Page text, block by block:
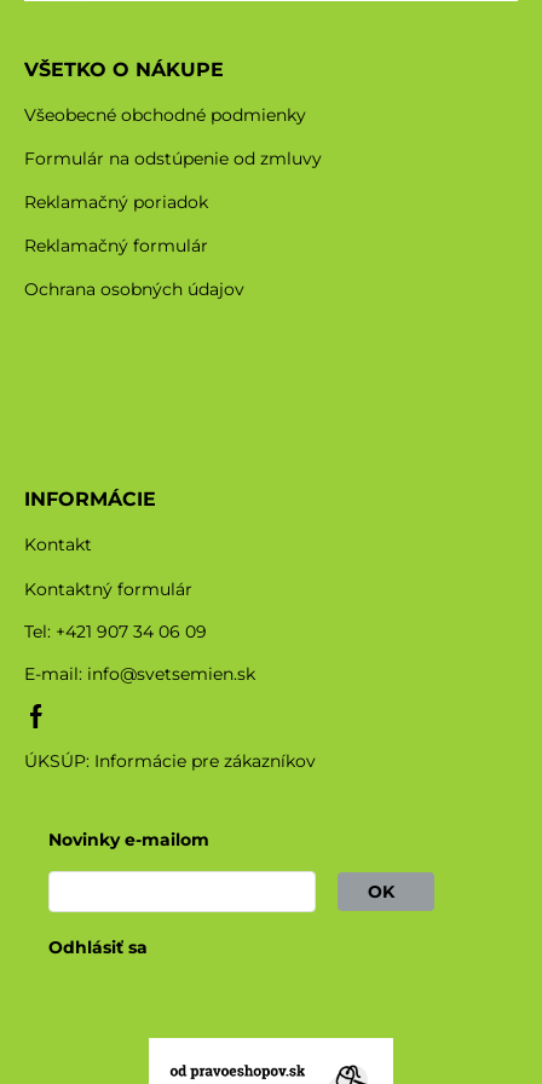
VŠETKO O NÁKUPE
Všeobecné obchodné podmienky
Formulár na odstúpenie od zmluvy
Reklamačný poriadok
Reklamačný formulár
Ochrana osobných údajov
INFORMÁCIE
Kontakt
Kontaktný formulár
Tel: +421 907 34 06 09
E-mail: info@svetsemien.sk
ÚKSÚP: Informácie pre zákazníkov
Novinky e-mailom
OK
Odhlásiť sa